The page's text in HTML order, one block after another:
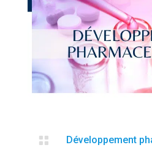
 Développement